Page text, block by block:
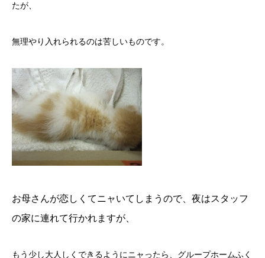
たが、
無理やり入れられるのは苦しいものです。
お母さんが恋しくてニャいてしまうので、夜はスタッフ
の家に連れて行かれますが、
もう少し大人しくできるようにニャったら、 グループホームふく